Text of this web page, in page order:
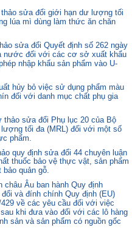
sửa đổi giới hạn dư lượng tối
lúa mì dùng làm thức ăn chăn
sửa đổi Quyết định số 262 ngày
nước đối với các cơ sở xuất khẩu
nhập khẩu sản phẩm vào U-
hủy bỏ việc sử dụng phẩm màu
đối với danh mục chất phụ gia
thảo sửa đổi Phụ lục 20 của Bộ
tối đa (MRL) đối với một số
phẩm.
quy định sửa đổi 44 chuyên luận
thuốc bảo vệ thực vật, sản phẩm
quản gỗ.
châu Âu ban hành Quy định
và đính chính Quy định (EU)
về các yêu cầu đối với việc
khi đưa vào đối với các lô hàng
sản và sản phẩm có nguồn gốc